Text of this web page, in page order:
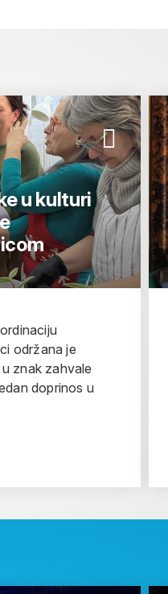
u kulturi
održana je
znak zahvale
doprinos u